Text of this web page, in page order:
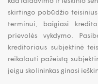
skirtingo pobūdžio
terminui, baigiasi
prievolės vykdymo.
kreditoriaus subjektinė
reikalauti pažeistą
jeigu skolininkas ginasi